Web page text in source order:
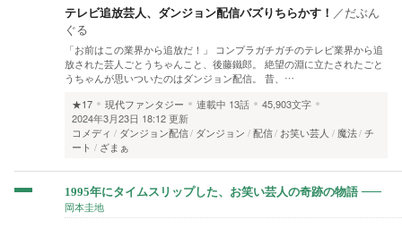
テレビ追放芸人、ダンジョン配信バズりちらかす！ ／だぶん
ぐる
「お前はこの業界から追放だ！」 コンプラガチガチのテレビ業界から追
放された芸人ごとうちゃんこと、後藤鐵郎。 絶望の淵に立たされたごと
うちゃんが思いついたのはダンジョン配信。 昔、…
★17
現代ファンタジー 連載中 13話
45,903文字
2024年3月23日 18:12 更新
コメディ
ダンジョン配信 ダンジョン 配信 お笑い芸人 魔法 チ
ート
ざまぁ
1995年にタイムスリップした、お笑い芸人の奇跡の物語
岡本圭地